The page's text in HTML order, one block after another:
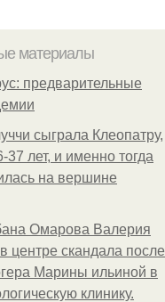
материалы
предварительные
сыграла Клеопатру,
лет, и именно тогда
на вершине
Омарова Валерия
центре скандала после
Марины ильиной в
клинику.